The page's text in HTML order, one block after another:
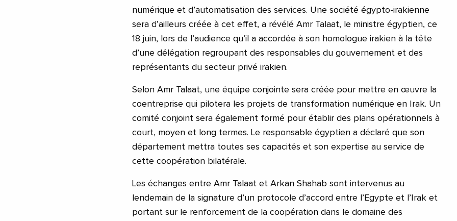
numérique et d’automatisation des services. Une société égypto-irakienne
sera d’ailleurs créée à cet effet, a révélé Amr Talaat, le ministre égyptien, ce
18 juin, lors de l’audience qu’il a accordée à son homologue irakien à la tête
d’une délégation regroupant des responsables du gouvernement et des
représentants du secteur privé irakien.
Selon Amr Talaat, une équipe conjointe sera créée pour mettre en œuvre la
coentreprise qui pilotera les projets de transformation numérique en Irak. Un
comité conjoint sera également formé pour établir des plans opérationnels à
court, moyen et long termes. Le responsable égyptien a déclaré que son
département mettra toutes ses capacités et son expertise au service de
cette coopération bilatérale.
Les échanges entre Amr Talaat et Arkan Shahab sont intervenus au
lendemain de la signature d’un protocole d’accord entre l’Egypte et l’Irak et
portant sur le renforcement de la coopération dans le domaine des